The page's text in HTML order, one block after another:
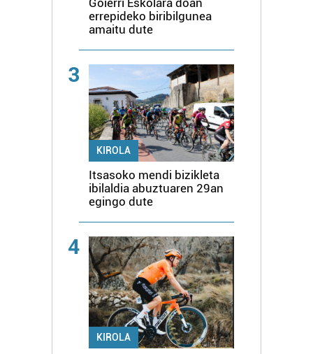
Goierri Eskolara doan
errepideko biribilgunea
amaitu dute
3
KIROLA
Itsasoko mendi bizikleta
ibilaldia abuztuaren 29an
egingo dute
4
KIROLA